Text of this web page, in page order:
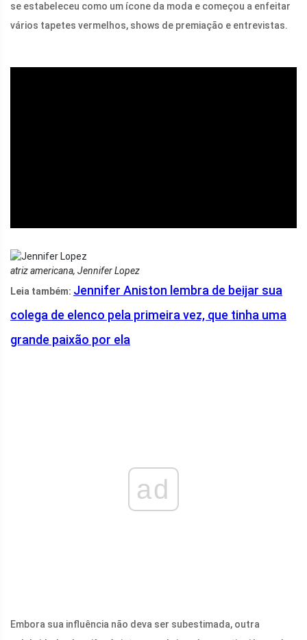
se estabeleceu como um ícone da moda e começou a enfeitar
vários tapetes vermelhos, shows de premiação e entrevistas.
atriz americana, Jennifer Lopez
Leia também: Jennifer Aniston lembra de beijar sua
colega de elenco pela primeira vez, que tinha uma
grande paixão por ela
ad
Embora sua influência não deva ser subestimada, outra